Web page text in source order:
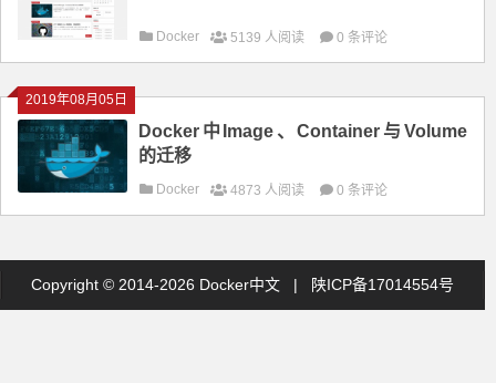
Docker 5139 人阅读 0 条评论
2019年08月05日
Docker中Image、Container与Volume
的迁移
Docker 4873 人阅读 0 条评论
Copyright © 2014-2026 Docker中文 | 陕ICP备17014554号